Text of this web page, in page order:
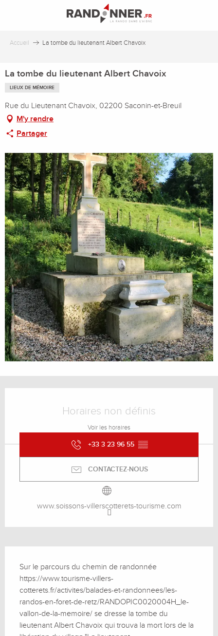
principal
Accueil La tombe du lieutenant Albert Chavoix
La tombe du lieutenant Albert Chavoix
LIEUX DE MÉMOIRE
Rue du Lieutenant Chavoix, 02200 Saconin-et-Breuil
M'y rendre
Partager
Horaires non définis
Voir les horaires
+33 3 23 96 55 ▒▒
CONTACTEZ-NOUS
www.soissons-villerscotterets-tourisme.com
Sur le parcours du chemin de randonnée
https://www.tourisme-villers-
cotterets.fr/activites/balades-et-randonnees/les-
randos-en-foret-de-retz/RANDOPIC0020004H_le-
vallon-de-la-memoire/ se dresse la tombe du
lieutenant Albert Chavoix qui trouva la mort lors de la